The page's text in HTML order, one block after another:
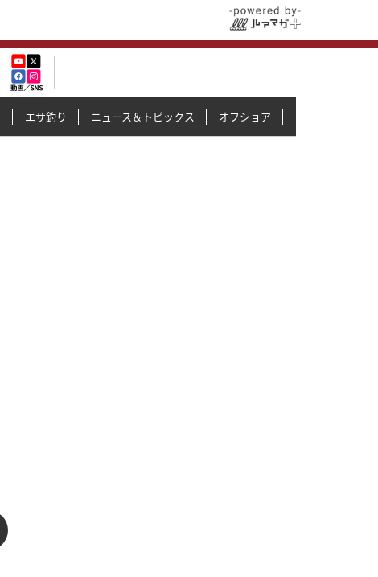
エサ釣り ニュース＆トピックス オフショア